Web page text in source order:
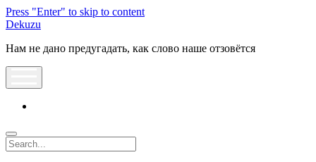
Press "Enter" to skip to content
Dekuzu
Нам не дано предугадать, как слово наше отзовётся
Search